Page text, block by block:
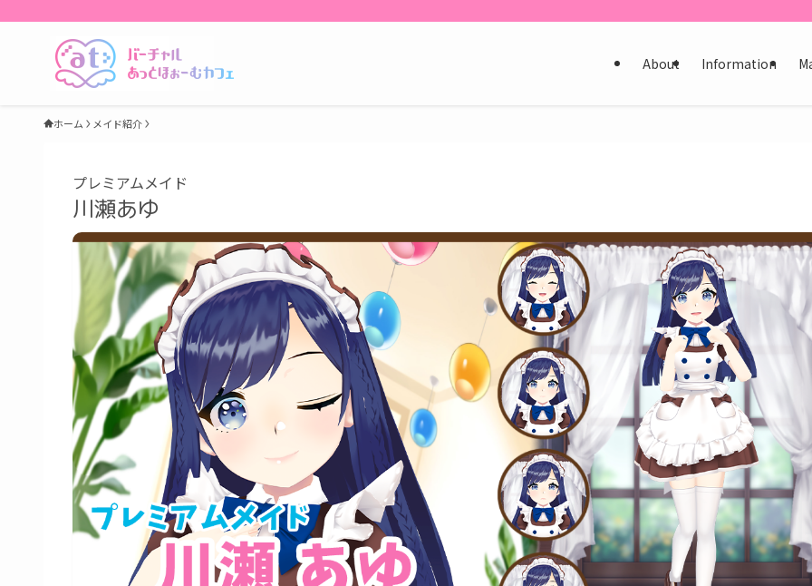
About Information
ホーム メイド紹介
プレミアムメイド
川瀬あゆ